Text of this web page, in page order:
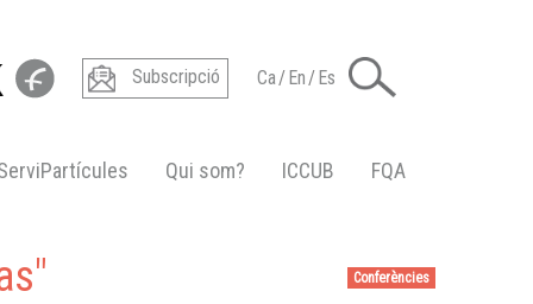
Subscripció Ca/En/Es
Qui som? ICCUB FQA
Conferències